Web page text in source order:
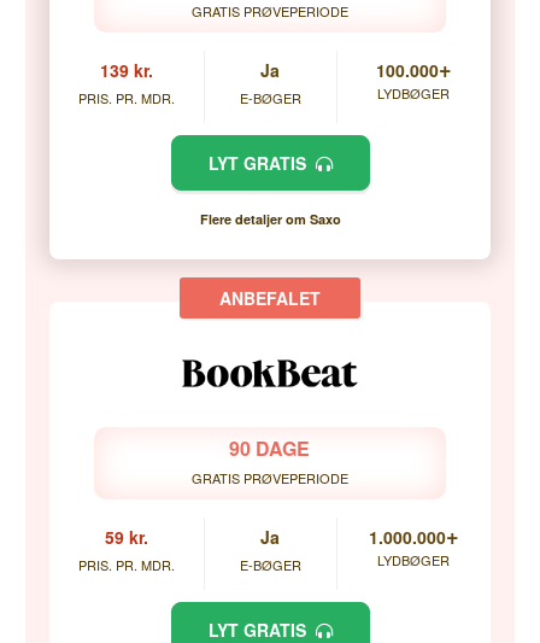
GRATIS PRØVEPERIODE
139 kr.
PRIS. PR. MDR.
Ja
E-BØGER
100.000+
LYDBØGER
LYT GRATIS
Flere detaljer om Saxo
90 DAGE
GRATIS PRØVEPERIODE
59 kr.
PRIS. PR. MDR.
Ja
E-BØGER
1.000.000+
LYDBØGER
LYT GRATIS